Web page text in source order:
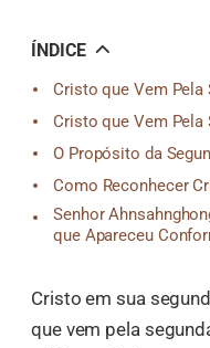
ÍNDICE
Cristo que Vem Pela
Cristo que Vem Pela
O Propósito da
Como Reconhecer
Senhor
que Apareceu
Cristo em sua
que vem pela